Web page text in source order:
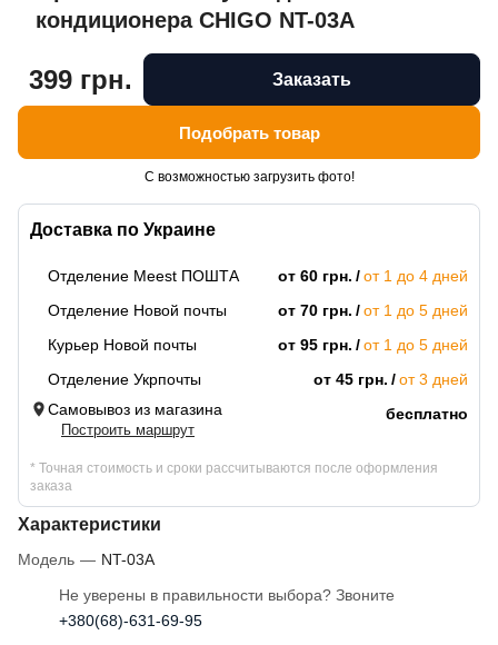
кондиционера CHIGO NT-03A
Доставка по Украине
Отделение Meest ПОШТА от 60 грн.
от 1 до 4 дней
Отделение Новой почты
от 70 грн.
от 1 до 5 дней
Курьер Новой почты
от 95 грн.
от 1 до 5 дней
Отделение Укрпочты
от 45 грн.
от 3 дней
Самовывоз из магазина
Построить маршрут
бесплатно
* Точная стоимость и сроки рассчитываются после оформления
заказа
Характеристики
Модель — NT-03A
399 грн. Заказать
Подобрать товар
С возможностью загрузить фото!
Не уверены в правильности выбора? Звоните
+380(68)-631-69-95